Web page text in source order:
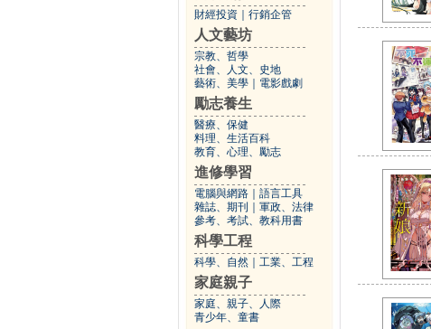
財經投資 行銷企管
人文藝坊
宗教、哲學
社會、人文、史地
藝術、美學
電影戲劇
勵志養生
醫療、保健
料理、生活百科
教育、心理、勵志
進修學習
電腦與網路
語言工具
雜誌、期刊
軍政、法律
參考、考試、教科用書
科學工程
科學、自然 工業、工程
家庭親子
家庭、親子、人際
青少年、童書